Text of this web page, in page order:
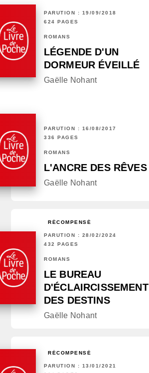
PARUTION : 19/09/2018
624 PAGES
ROMANS
LÉGENDE D'UN
DORMEUR ÉVEILLÉ
Gaëlle Nohant
PARUTION : 16/08/2017
336 PAGES
ROMANS
L'ANCRE DES RÊVES
Gaëlle Nohant
RÉCOMPENSÉ
PARUTION : 28/02/2024
432 PAGES
ROMANS
LE BUREAU
D'ÉCLAIRCISSEMENT
DES DESTINS
Gaëlle Nohant
RÉCOMPENSÉ
PARUTION : 13/01/2021